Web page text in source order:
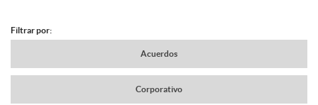
N
Filtrar por:
Acuerdos
Corporativo